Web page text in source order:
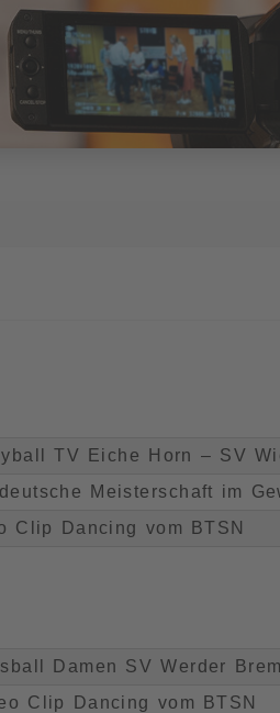
TV Eiche Horn – SV
Meisterschaft im
Clip Dancing vom BTSN
Damen SV Werder
Clip Dancing vom BTSN